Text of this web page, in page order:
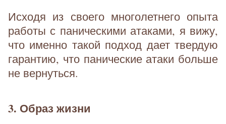
Исходя из своего многолетнего опыта
работы с паническими атаками, я вижу,
что именно такой подход дает твердую
гарантию, что панические атаки больше
не вернуться.
3. Образ жизни